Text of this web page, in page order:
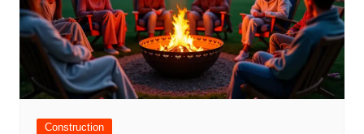
Construction